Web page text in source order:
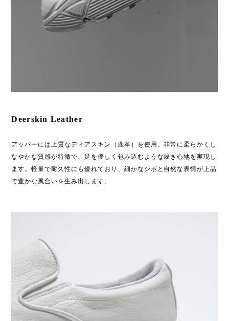
Deerskin Leather
アッパーには上質なディアスキン（鹿革）を使用。非常に柔らかくし
なやかな質感が特徴で、足を優しく包み込むような履き心地を実現し
ます。軽量で耐久性にも優れており、細かなシボと自然な表情が上品
で豊かな風合いを生み出します。